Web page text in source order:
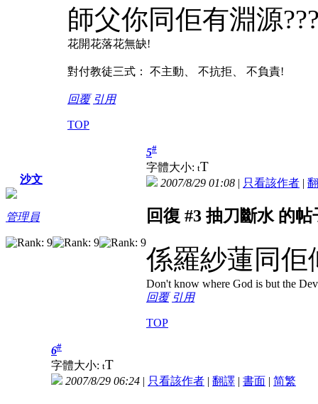
師父你同佢有淵源
花開花落花無缺!
對付教徒三式： 不主動、 不抗拒、 不負責!
回覆 引用
TOP
沙文
管理員
5#
字體大小: tT
2007/8/29 01:08 | 只看該作者 |
回復 #3 抽刀斷水 的帖
係羅紗蓮同佢
Don't know where God is but the
回覆 引用
TOP
6#
字體大小: tT
2007/8/29 06:24 | 只看該作者 | 翻譯 | 書面 | 简繁